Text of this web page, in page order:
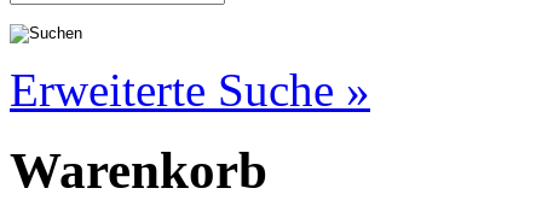
Erweiterte Suche »
Warenkorb